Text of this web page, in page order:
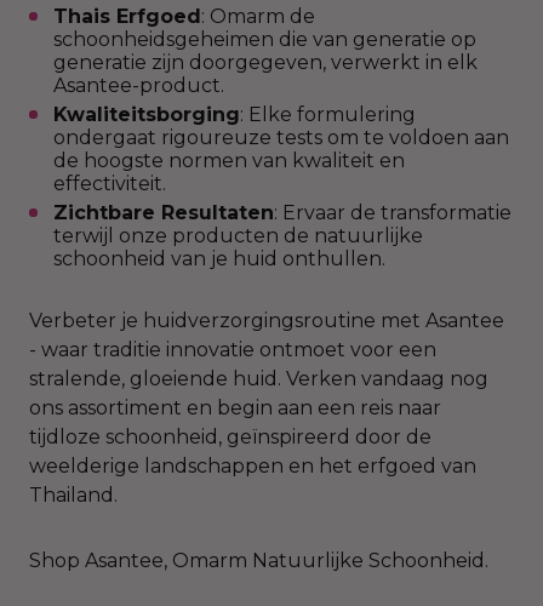
Thais Erfgoed: Omarm de
schoonheidsgeheimen die van generatie op
generatie zijn doorgegeven, verwerkt in elk
Asantee-product.
Kwaliteitsborging: Elke formulering
ondergaat rigoureuze tests om te voldoen aan
de hoogste normen van kwaliteit en
effectiviteit.
Zichtbare Resultaten: Ervaar de transformatie
terwijl onze producten de natuurlijke
schoonheid van je huid onthullen.
Verbeter je huidverzorgingsroutine met Asantee
- waar traditie innovatie ontmoet voor een
stralende, gloeiende huid. Verken vandaag nog
ons assortiment en begin aan een reis naar
tijdloze schoonheid, geïnspireerd door de
weelderige landschappen en het erfgoed van
Thailand.
Shop Asantee, Omarm Natuurlijke Schoonheid.